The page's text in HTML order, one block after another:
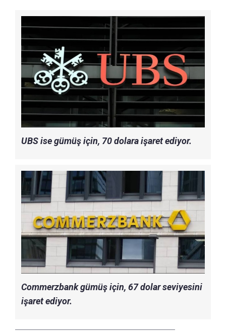
UBS ise gümüş için, 70 dolara işaret ediyor.
Commerzbank gümüş için, 67 dolar seviyesini
işaret ediyor.